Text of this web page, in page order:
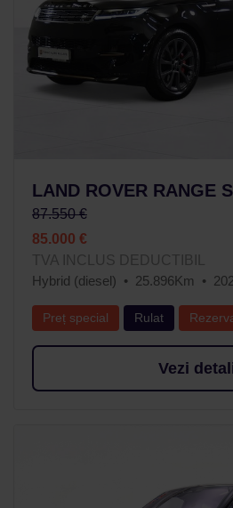
LAND ROVER RANGE
87.550 €
85.000 €
TVA INCLUS DEDUCTIBIL
Hybrid (diesel)
25.896Km
Preț special Rulat
Vezi